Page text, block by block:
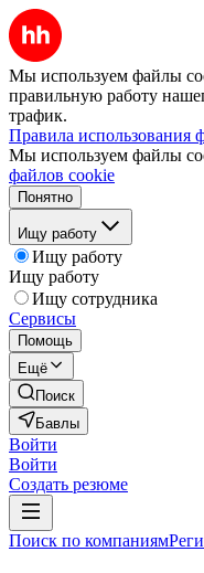
Мы используем файлы
правильную работу
трафик.
Правила использования
Мы используем файлы
файлов cookie
Понятно
Ищу работу
Ищу работу
Ищу работу
Ищу сотрудника
Сервисы
Помощь
Ещё
Поиск
Бавлы
Войти
Войти
Создать резюме
Поиск по компаниям